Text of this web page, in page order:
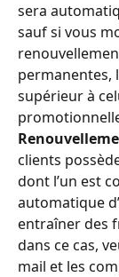
sera
sauf si vous
permanentes,
supérieur à
clients
dont l’un est
automatique
entraîner des
dans ce cas,
mail et les